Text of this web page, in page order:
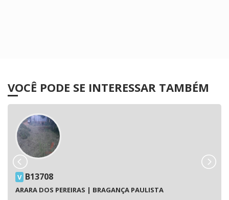
VOCÊ PODE SE INTERESSAR TAMBÉM
V B13708
ARARA DOS PEREIRAS | BRAGANÇA PAULISTA